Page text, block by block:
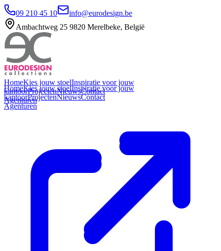
09 210 45 10
info@eurodesign.be
Ambachtweg 25 9820 Merelbeke, België
HomeKies jouw stoelInspiratie voor jouw
kantoorProjectenNieuwsContact
Agenturen
HomeKies jouw stoelInspiratie voor jouw
kantoorProjectenNieuwsContact
Agenturen